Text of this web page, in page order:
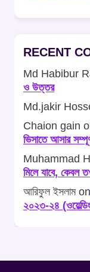
RECENT
Md Habibur
ও উত্তর
Md.jakir
Chaion gain
ভিসাতে আসার
Muhammad
মিলে যাবে, কেবল
আরিফুল ইসলামon
২০২৩-২৪ (ওয়েল্ডিং